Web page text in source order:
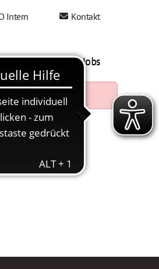
Intern Kontakt
Mein AWO Jobs